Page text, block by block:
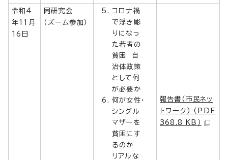
令和4
年11月
16日
同研究会
（ズーム参加）
コロナ禍
で浮き彫
りになっ
た若者の
貧困 自
治体政策
として何
が必要か
何が女性・
シングル
マザーを
貧困にす
るのか
リアルな
報告書（市民ネッ
トワーク） （PDF
368.8 KB）